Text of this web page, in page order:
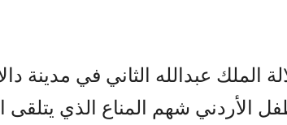
الملك عبدالله الثاني في مدينة
الأردني شهم المناع الذي يتلقى